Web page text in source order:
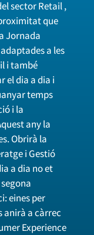
sector Retail ,
que
Jornada
a les
i també
el dia a dia i
temps
i la
any la
Obrirà la
i Gestió
a dia no et
eines per
anirà a càrrec
Experience